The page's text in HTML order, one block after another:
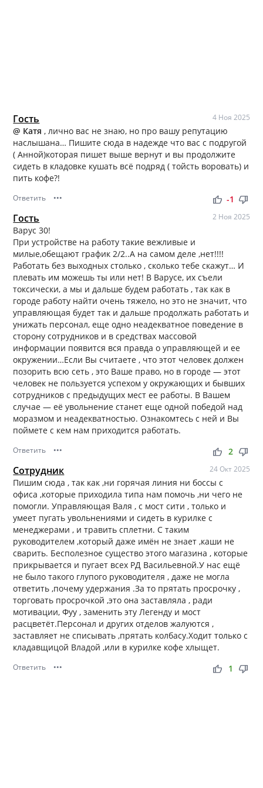
Гость 4 Ноя 2025
@ Катя, лично вас не знаю, но про вашу репутацию
наслышана… Пишите сюда в надежде что вас с подругой
( Анной)которая пишет выше вернут и вы продолжите
сидеть в кладовке кушать всё подряд ( тойсть воровать) и
пить кофе?!
Ответить ••• thumb_up thumb_down
-1
Гость 2 Ноя 2025
Варус 30!
При устройстве на работу такие вежливые и
милые,обещают график 2/2..А на самом деле ,нет!!!!
Работать без выходных столько , сколько тебе скажут… И
плевать им можешь ты или нет! В Варусе, их съели
токсически, а мы и дальше будем работать , так как в
городе работу найти очень тяжело, но это не значит, что
управляющая будет так и дальше продолжать работать и
унижать персонал, еще одно неадекватное поведение в
сторону сотрудников и в средствах массовой
информации появится вся правда о управляющей и ее
окружении…Если Вы считаете , что этот человек должен
позорить всю сеть , это Ваше право, но в городе — этот
человек не пользуется успехом у окружающих и бывших
сотрудников с предыдущих мест ее работы. В Вашем
случае — её увольнение станет еще одной победой над
моразмом и неадекватностью. Ознакомтесь с ней и Вы
поймете с кем нам приходится работать.
Ответить ••• thumb_up thumb_down
2
Сотрудник 24 Окт 2025
Пишим сюда , так как ,ни горячая линия ни боссы с
офиса ,которые приходила типа нам помочь ,ни чего не
помогли. Управляющая Валя , с мост сити , только и
умеет пугать увольнениями и сидеть в курилке с
менеджерами , и травить сплетни. С таким
руководителем ,который даже имён не знает ,каши не
сварить. Бесполезное существо этого магазина , которые
прикрывается и пугает всех РД Васильевной.У нас ещё
не было такого глупого руководителя , даже не могла
ответить ,почему удержания .За то прятать просрочку ,
торговать просрочкой ,это она заставляла , ради
мотивации, Фуу , заменить эту Легенду и мост
расцветёт.Персонал и других отделов жалуются ,
заставляет не списывать ,прятать колбасу.Ходит только с
кладавщицой Владой ,или в курилке кофе хлыщет.
Ответить ••• thumb_up thumb_down
1